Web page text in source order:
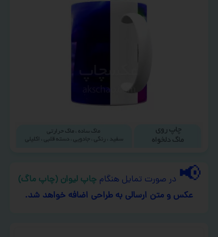
📢 در صورت تمایل هنگام چاپ لیوان (چاپ ماگ)
عکس و متن ارسالی به طراحی اضافه خواهد شد.